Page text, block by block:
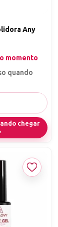
para
uso
cuidados com
Any
momento
quando
chegar